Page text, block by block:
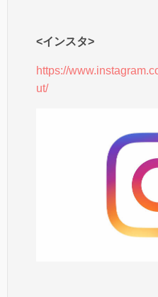
<インスタ>
https://
ut/